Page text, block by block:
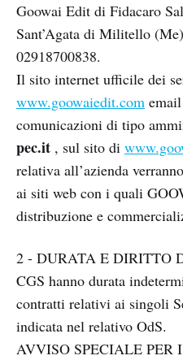
Goowai Edit di Fidacaro
Sant’Agata di Militello
02918700838.
Il sito internet ufficile dei
www.goowaiedit.com
comunicazioni di tipo
pec.it , sul sito di
relativa all’azienda
ai siti web con i quali
distribuzione e
2 - DURATA E DIRITTO
CGS hanno durata
contratti relativi ai singoli
indicata nel relativo OdS.
AVVISO SPECIALE PER